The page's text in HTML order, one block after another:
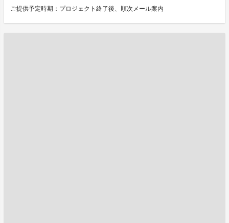
ご提供予定時期：プロジェクト終了後、順次メール案内